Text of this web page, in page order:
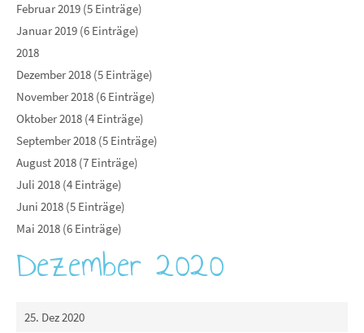
Februar 2019 (5 Einträge)
Januar 2019 (6 Einträge)
2018
Dezember 2018 (5 Einträge)
November 2018 (6 Einträge)
Oktober 2018 (4 Einträge)
September 2018 (5 Einträge)
August 2018 (7 Einträge)
Juli 2018 (4 Einträge)
Juni 2018 (5 Einträge)
Mai 2018 (6 Einträge)
Dezember 2020
25. Dez 2020